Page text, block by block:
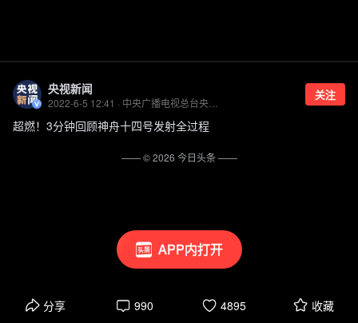
APP内打开
央视新闻 关注
超燃！3分钟回顾神舟十四号发射全过程
分享 990 4895 收藏
—— ©2026 今日头条——